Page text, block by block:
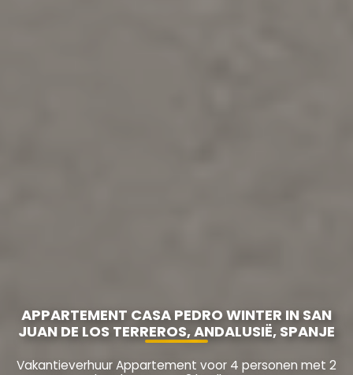
APPARTEMENT CASA PEDRO WINTER IN SAN
JUAN DE LOS TERREROS, ANDALUSIË, SPANJE
Vakantieverhuur Appartement voor 4 personen met 2